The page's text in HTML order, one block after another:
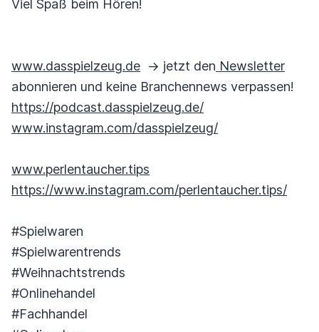
Viel Spaß beim Hören!
www.dasspielzeug.de -> jetzt den Newsletter
abonnieren und keine Branchennews verpassen!
https://podcast.dasspielzeug.de/
www.instagram.com/dasspielzeug/
www.perlentaucher.tips
https://www.instagram.com/perlentaucher.tips/
#Spielwaren
#Spielwarentrends
#Weihnachtstrends
#Onlinehandel
#Fachhandel